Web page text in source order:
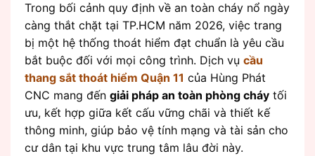
Trong bối cảnh quy định về an toàn cháy nổ ngày
càng thắt chặt tại TP.HCM năm 2026, việc trang
bị một hệ thống thoát hiểm đạt chuẩn là yêu cầu
bắt buộc đối với mọi công trình. Dịch vụ cầu
thang sắt thoát hiểm Quận 11 của Hùng Phát
CNC mang đến giải pháp an toàn phòng cháy tối
ưu, kết hợp giữa kết cấu vững chãi và thiết kế
thông minh, giúp bảo vệ tính mạng và tài sản cho
cư dân tại khu vực trung tâm lâu đời này.